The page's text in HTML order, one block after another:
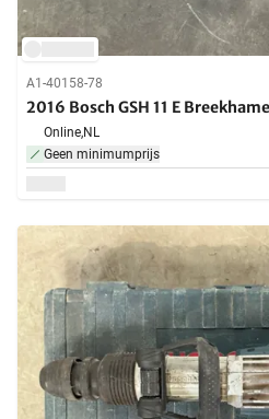
A1-40158-78
2016 Bosch GSH 11 E
Online,NL
Geen minimumprijs